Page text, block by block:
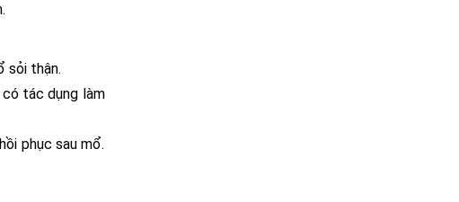
sỏi thận.
tác dụng làm
phục sau mổ.